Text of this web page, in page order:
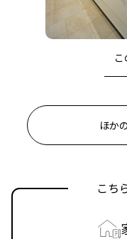
ほか
こち